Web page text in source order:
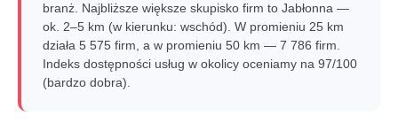
branż. Najbliższe większe skupisko firm to Jabłonna —
ok. 2–5 km (w kierunku: wschód). W promieniu 25 km
działa 5 575 firm, a w promieniu 50 km — 7 786 firm.
Indeks dostępności usług w okolicy oceniamy na 97/100
(bardzo dobra).